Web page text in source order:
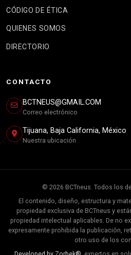
CÓDIGO DE ÉTICA
QUIENES SOMOS
DIRECTORIO
CONTACTO
BCTNEUS@GMAIL.COM
Correo electrónico
Tijuana, Baja California, México
Nuestra ubicación
© 2026 BCTneus. Todos los
El contenido, diseño, estructura y
propiedad exclusiva de BCTneus y
propiedad intelectual aplicables. De no
expresamente prohibida la publicación,
otro uso de los